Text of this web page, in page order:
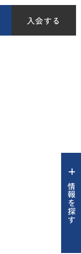
入会する
情報を探す